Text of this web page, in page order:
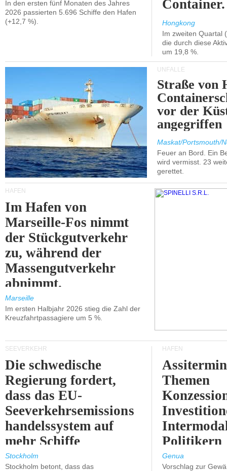
In den ersten fünf Monaten des Jahres
2026 passierten 5.696 Schiffe den Hafen
(+12,7 %).
Container.
Hongkong
Im zweiten Quartal
die durch diese
um 19,8 %.
UNFÄLLE
Straße von
vor der
angegriffen
Maskat/Portsmouth/
Feuer an Bord. Ein
wird vermisst. 23
gerettet.
HÄFEN
Im Hafen von
Marseille-Fos nimmt
der Stückgutverkehr
zu, während der
Massengutverkehr
abnimmt.
Marseille
Im ersten Halbjahr 2026 stieg die Zahl der
Kreuzfahrtpassagiere um 5 %.
SEEVERKEHR
Die schwedische
Regierung fordert,
dass das EU-
Seeverkehrsemissions
handelssystem auf
mehr Schiffe
ausgeweitet wird.
Stockholm
Stockholm betont, dass das
HÄFEN
Themen
Politikern
Genua
Vorschlag zur